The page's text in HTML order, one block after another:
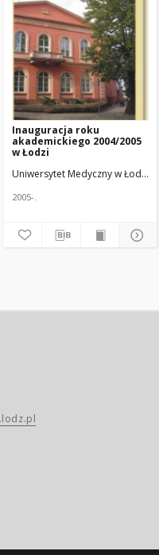
Ryszard. Red. nacz.
Inauguracja roku
akademickiego 2004/2005
w Łodzi
Uniwersytet Medyczny w Łodzi
2005-.